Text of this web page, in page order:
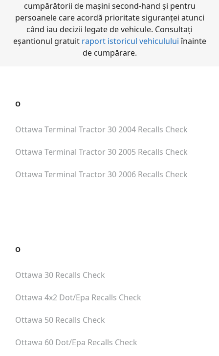
cumpărătorii de mașini second-hand și pentru
persoanele care acordă prioritate siguranței atunci
când iau decizii legate de vehicule. Consultați
eșantionul gratuit raport istoricul vehicululuiînainte
de cumpărare.
O
Ottawa Terminal Tractor 30 2004 Recalls Check
Ottawa Terminal Tractor 30 2005 Recalls Check
Ottawa Terminal Tractor 30 2006 Recalls Check
O
Ottawa 30 Recalls Check
Ottawa 4x2 Dot/epa Recalls Check
Ottawa 50 Recalls Check
Ottawa 60 Dot/epa Recalls Check